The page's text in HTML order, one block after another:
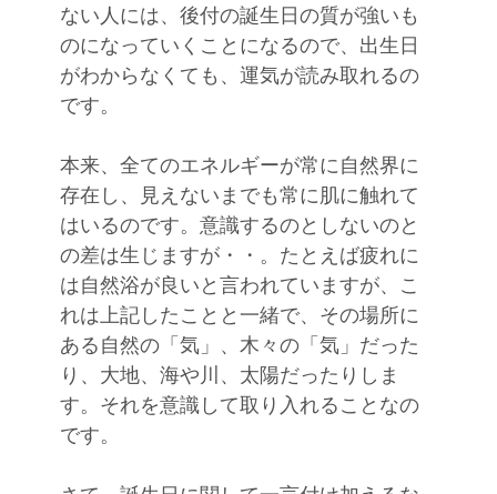
ない人には、後付の誕生日の質が強いも
のになっていくことになるので、出生日
がわからなくても、運気が読み取れるの
です。
本来、全てのエネルギーが常に自然界に
存在し、見えないまでも常に肌に触れて
はいるのです。意識するのとしないのと
の差は生じますが・・。たとえば疲れに
は自然浴が良いと言われていますが、こ
れは上記したことと一緒で、その場所に
ある自然の「気」、木々の「気」だった
り、大地、海や川、太陽だったりしま
す。それを意識して取り入れることなの
です。